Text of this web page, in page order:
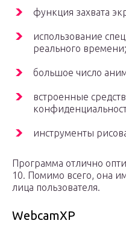
функция захвата
использование
реального времени;
большое число
встроенные
инструменты
Программа отлично
10. Помимо всего, она
лица пользователя.
WebcamXP